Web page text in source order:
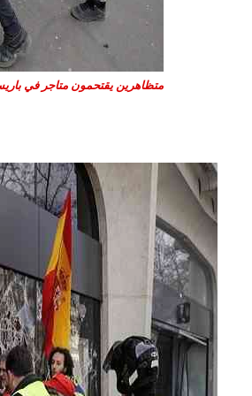
متظاهرين يقتحمون متاجر في